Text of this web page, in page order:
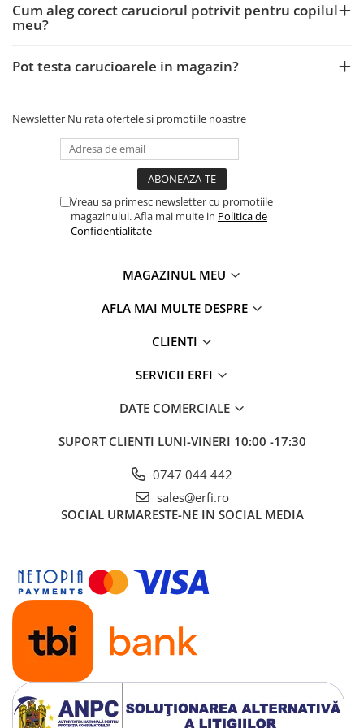
Cum aleg corect caruciorul potrivit pentru copilul
meu?
Pot testa carucioarele in magazin?
Newsletter Nu rata ofertele si promotiile noastre
Vreau sa primesc newsletter cu promotiile
magazinului. Afla mai multe in Politica de
Confidentialitate
MAGAZINUL MEU
AFLA MAI MULTE DESPRE
CLIENTI
SERVICII ERFI
DATE COMERCIALE
SUPORT CLIENTI LUNI-VINERI 10:00 -17:30
0747 044 442
sales@erfi.ro
SOCIAL URMARESTE-NE IN SOCIAL MEDIA